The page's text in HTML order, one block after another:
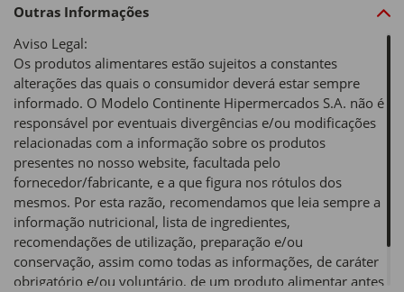
Outras Informações
Aviso Legal:
Os produtos alimentares estão sujeitos a constantes
alterações das quais o consumidor deverá estar sempre
informado. O Modelo Continente Hipermercados S.A. não é
responsável por eventuais divergências e/ou modificações
relacionadas com a informação sobre os produtos
presentes no nosso website, facultada pelo
fornecedor/fabricante, e a que figura nos rótulos dos
mesmos. Por esta razão, recomendamos que leia sempre a
informação nutricional, lista de ingredientes,
recomendações de utilização, preparação e/ou
conservação, assim como todas as informações, de caráter
obrigatório e/ou voluntário, de um produto alimentar antes